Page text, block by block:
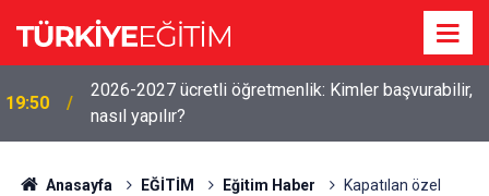
19:50
2026-2027 ücretli öğretmenlik: Kimler başvurabilir,
nasıl yapılır?
Anasayfa EĞİTİM Eğitim Haber
Kapatılan özel